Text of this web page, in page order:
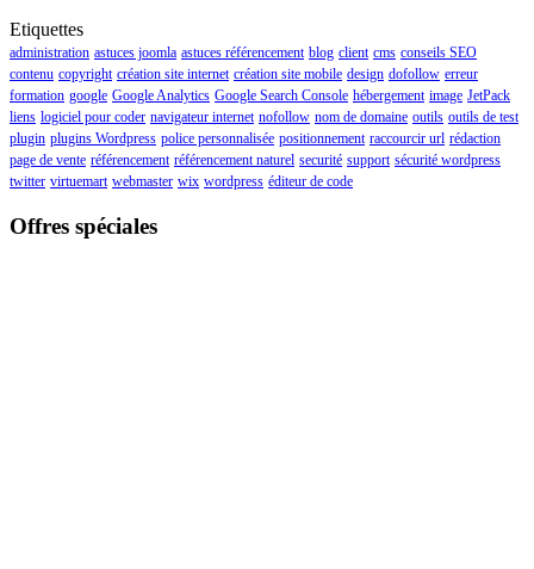
Etiquettes
administration astuces joomla astuces référencement blog client cms conseils SEO
contenu copyright création site internet création site mobile design dofollow erreur
formation google Google Analytics Google Search Console hébergement image JetPack
liens logiciel pour coder navigateur internet nofollow nom de domaine outils outils de test
plugin plugins Wordpress police personnalisée positionnement raccourcir url rédaction
page de vente référencement référencement naturel securité support sécurité wordpress
twitter virtuemart webmaster wix wordpress éditeur de code
Offres spéciales